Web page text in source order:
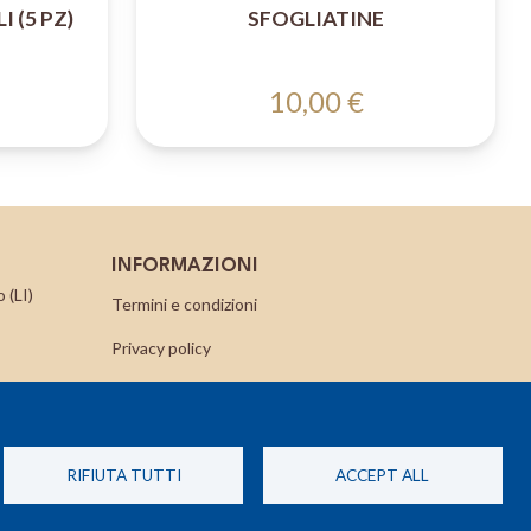
RIFIUTA TUTTI ACCEPT ALL
(5 PZ) SFOGLIATINE
10,00 €
(LI)
INFORMAZIONI
Termini e condizioni
Privacy policy
Richiedi un reso